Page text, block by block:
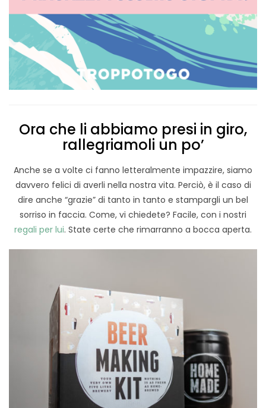
Ora che li abbiamo presi in giro,
rallegriamoli un po’
Anche se a volte ci fanno letteralmente impazzire, siamo
davvero felici di averli nella nostra vita. Perciò, è il caso di
dire anche “grazie” di tanto in tanto e stampargli un bel
sorriso in faccia. Come, vi chiedete? Facile, con i nostri
regali per lui. State certe che rimarranno a bocca aperta.